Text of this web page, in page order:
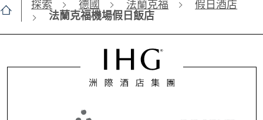
探索 德國 法蘭克福
假日酒店
法蘭克福機場假日飯店